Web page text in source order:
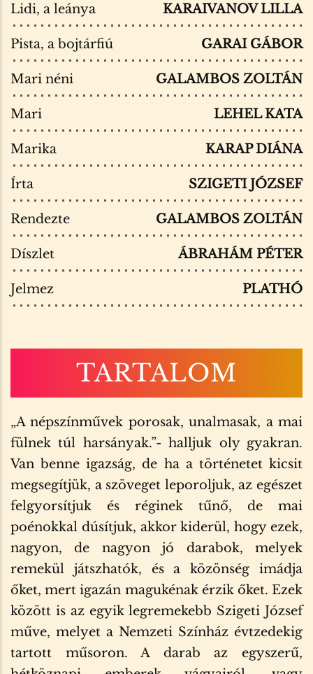
Lidi, a leánya KARAIVANOV LILLA
Pista, a bojtárfiú GARAI GÁBOR
Mari néni GALAMBOS ZOLTÁN
Mari LEHEL KATA
Marika KARAP DIÁNA
Írta SZIGETI JÓZSEF
Rendezte GALAMBOS ZOLTÁN
Díszlet ÁBRAHÁM PÉTER
Jelmez PLATHÓ
TARTALOM
„A népszínművek porosak, unalmasak, a mai
fülnek túl harsányak.”- halljuk oly gyakran.
Van benne igazság, de ha a történetet kicsit
megsegítjük, a szöveget leporoljuk, az egészet
felgyorsítjuk és réginek tűnő, de mai
poénokkal dúsítjuk, akkor kiderül, hogy ezek,
nagyon, de nagyon jó darabok, melyek
remekül játszhatók, és a közönség imádja
őket, mert igazán magukénak érzik őket. Ezek
között is az egyik legremekebb Szigeti József
műve, melyet a Nemzeti Színház évtzedekig
tartott műsoron. A darab az egyszerű,